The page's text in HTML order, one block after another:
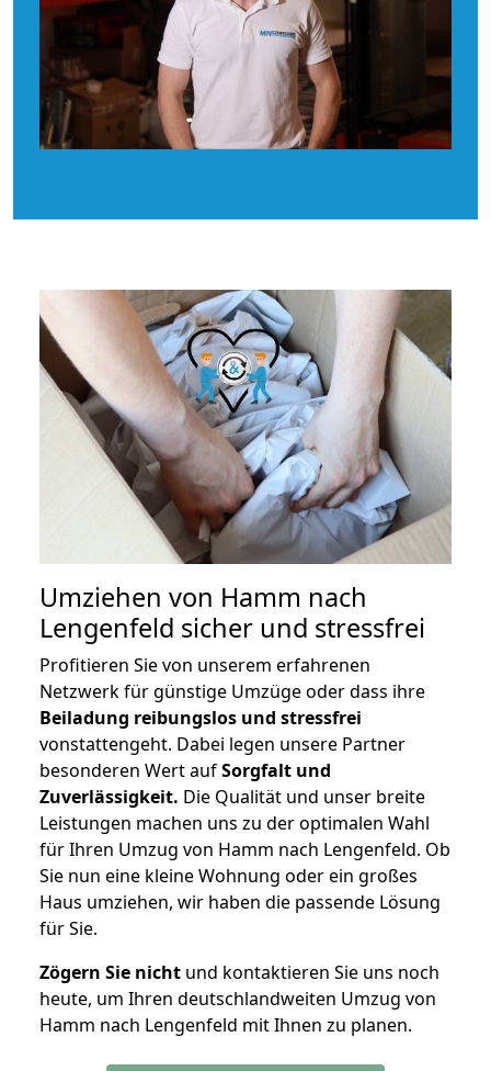
Umziehen von Hamm nach
Lengenfeld sicher und stressfrei
Profitieren Sie von unserem erfahrenen
Netzwerk für günstige Umzüge oder dass ihre
Beiladung reibungslos und stressfrei
vonstattengeht. Dabei legen unsere Partner
besonderen Wert aufSorgfalt und
Zuverlässigkeit. Die Qualität und unser breite
Leistungen machen uns zu der optimalen Wahl
für Ihren Umzug von Hamm nach Lengenfeld. Ob
Sie nun eine kleine Wohnung oder ein großes
Haus umziehen, wir haben die passende Lösung
für Sie.
Zögern Sie nicht und kontaktieren Sie uns noch
heute, um Ihren deutschlandweiten Umzug von
Hamm nach Lengenfeld mit Ihnen zu planen.